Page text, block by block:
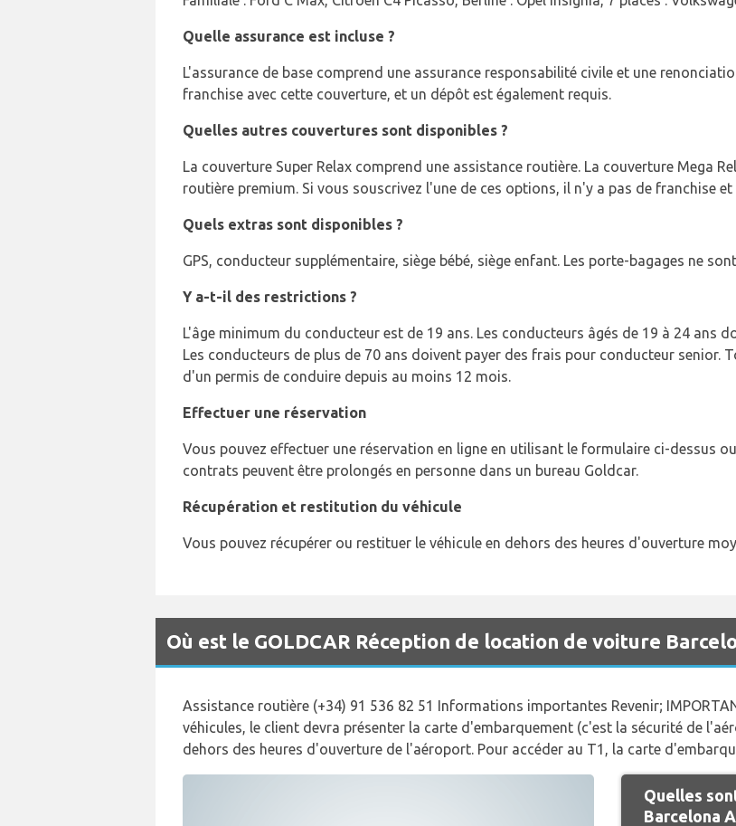
Quelle assurance est incluse ?
L'assurance de base comprend une assurance responsabilité civile et une
franchise avec cette couverture, et un dépôt est également requis.
Quelles autres couvertures sont disponibles ?
La couverture Super Relax comprend une assistance routière. La couverture Mega
routière premium. Si vous souscrivez l'une de ces options, il n'y a pas de franchise
Quels extras sont disponibles ?
GPS, conducteur supplémentaire, siège bébé, siège enfant. Les porte-bagages ne
Y a-t-il des restrictions ?
L'âge minimum du conducteur est de 19 ans. Les conducteurs âgés de 19 à 24 ans
Les conducteurs de plus de 70 ans doivent payer des frais pour conducteur senior.
d'un permis de conduire depuis au moins 12 mois.
Effectuer une réservation
Vous pouvez effectuer une réservation en ligne en utilisant le formulaire ci-dessus
contrats peuvent être prolongés en personne dans un bureau Goldcar.
Récupération et restitution du véhicule
Vous pouvez récupérer ou restituer le véhicule en dehors des heures d'ouverture
Où est le GOLDCAR Réception de location de voiture
Assistance routière (+34) 91 536 82 51 Informations importantes Revenir;
véhicules, le client devra présenter la carte d'embarquement (c'est la sécurité de
dehors des heures d'ouverture de l'aéroport. Pour accéder au T1, la carte
Quelles
Barcelona